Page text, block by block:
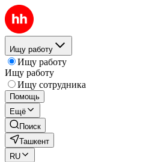
Ищу работу
Ищу работу
Ищу работу
Ищу сотрудника
Помощь
Ещё
Поиск
Ташкент
RU